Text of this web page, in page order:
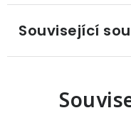
Související